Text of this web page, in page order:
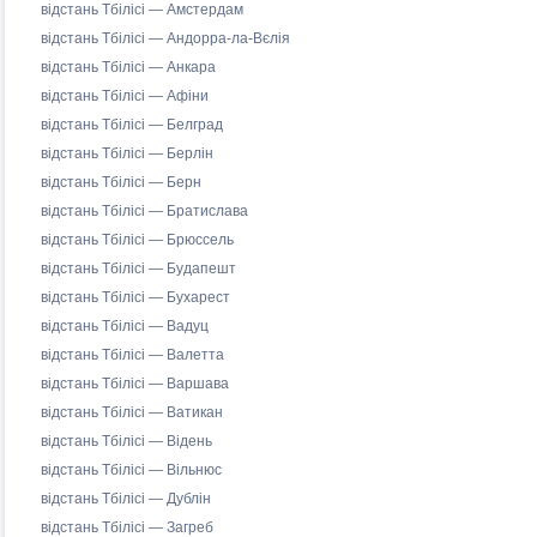
відстань Тбілісі — Амстердам
відстань Тбілісі — Андорра-ла-Вєлія
відстань Тбілісі — Анкара
відстань Тбілісі — Афіни
відстань Тбілісі — Белград
відстань Тбілісі — Берлін
відстань Тбілісі — Берн
відстань Тбілісі — Братислава
відстань Тбілісі — Брюссель
відстань Тбілісі — Будапешт
відстань Тбілісі — Бухарест
відстань Тбілісі — Вадуц
відстань Тбілісі — Валетта
відстань Тбілісі — Варшава
відстань Тбілісі — Ватикан
відстань Тбілісі — Відень
відстань Тбілісі — Вільнюс
відстань Тбілісі — Дублін
відстань Тбілісі — Загреб